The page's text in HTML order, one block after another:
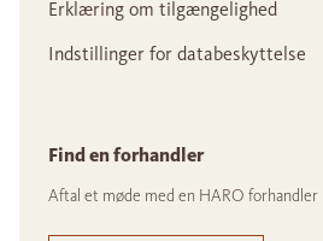
Erklæring om tilgængelighed
Indstillinger for databeskyttelse
Find en forhandler
Aftal et møde med en HARO forhandler